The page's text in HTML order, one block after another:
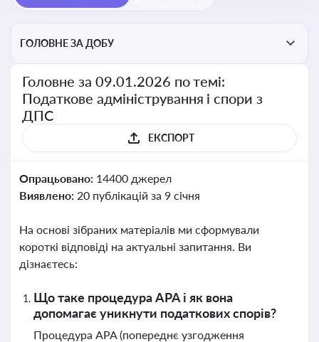
ГОЛОВНЕ ЗА ДОБУ
Головне за 09.01.2026 по темі:
Податкове адміністрування і спори з
ДПС
ЕКСПОРТ
Опрацьовано: 14400 джерел
Виявлено: 20 публікацій за 9 січня
На основі зібраних матеріалів ми сформували
короткі відповіді на актуальні запитання. Ви
дізнаєтесь:
Що таке процедура APA і як вона
допомагає уникнути податкових спорів?
Процедура APA (попереднє узгодження